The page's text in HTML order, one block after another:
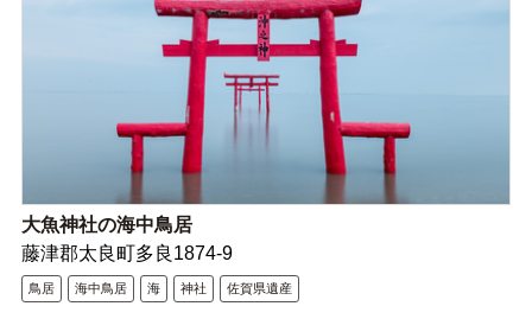
大魚神社の海中鳥居
藤津郡太良町多良1874-9
鳥居 海中鳥居 海 神社 佐賀県遺産